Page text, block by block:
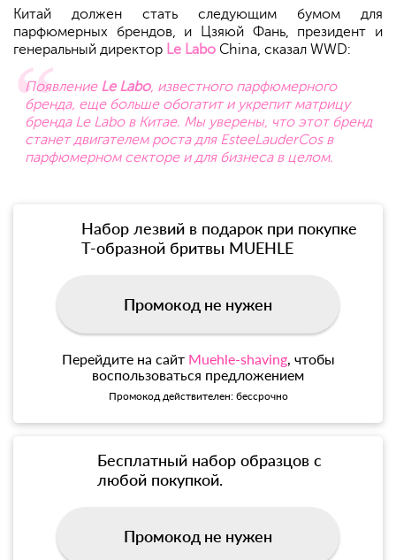
Китай должен стать следующим бумом для
парфюмерных брендов, и Цзяюй Фань, президент и
генеральный директор Le Labo China, сказал WWD:
Появление Le Labo, известного парфюмерного
бренда, еще больше обогатит и укрепит матрицу
бренда Le Labo в Китае. Мы уверены, что этот бренд
станет двигателем роста для EsteeLauderCos в
парфюмерном секторе и для бизнеса в целом.
Набор лезвий в подарок при покупке
Т-образной бритвы MUEHLE
Промокод не нужен
Перейдите на сайт Muehle-shaving, чтобы
воспользоваться предложением
Промокод действителен: бессрочно
Бесплатный набор образцов с
любой покупкой.
Промокод не нужен